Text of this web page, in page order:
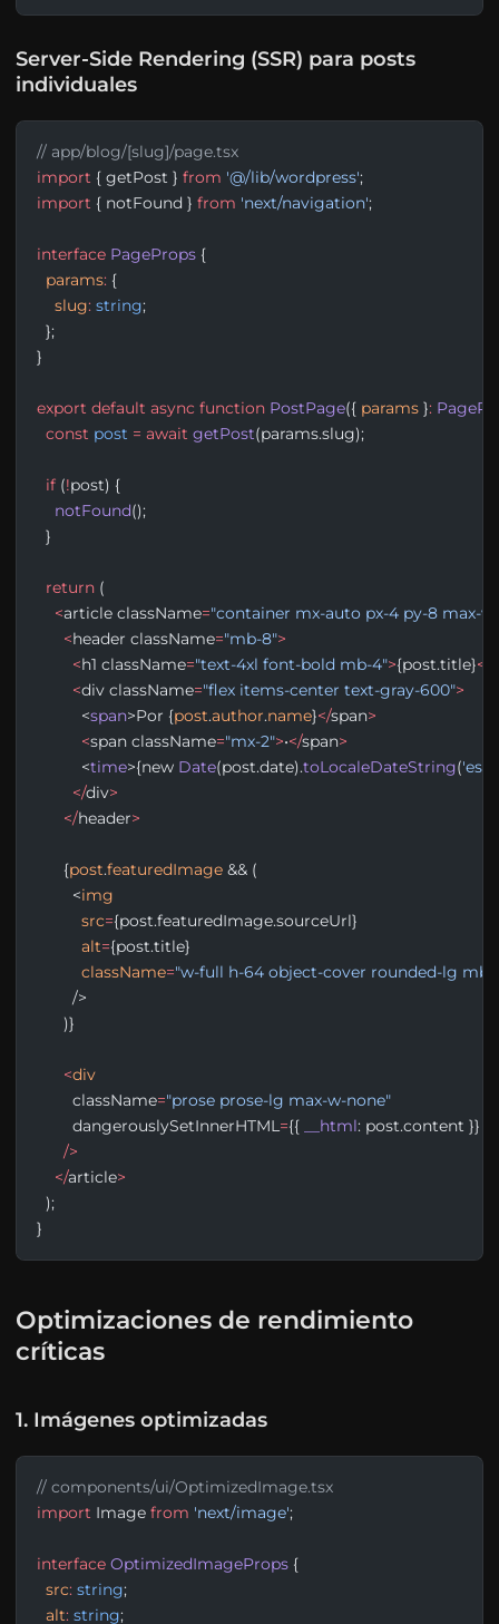
Server-Side Rendering (SSR) para posts
individuales
// app/blog/[slug]/page.tsx
import { getPost } from '@/lib/wordpress';
import { notFound } from 'next/navigation';
interface PageProps {
  params
: {
    slug
: string;
  };
}
export default async function PostPage({ params }:
  const
post = await getPost(params.slug);
  if
(!post) {
    notFound
();
  }
  return
(
    <
article className="container mx-auto px-4 py-8 max-
      <
header className="mb-8">
        <
h1 className="text-4xl font-bold mb-4">{post.title}</
        <
div className="flex items-center text-gray-600">
          <
span>Por {post.author.name}</span>
          <
span className="mx-2">•</span>
          <
time>{new Date(post.date).toLocaleDateString('es-
        </
div>
      </
header>
      {
post.featuredImage && (
        <
img
          src
={post.featuredImage.sourceUrl}
          alt
={post.title}
          className
="w-full h-64 object-cover rounded-lg mb-
        />
      )}
      <
div
        className
="prose prose-lg max-w-none"
        dangerouslySetInnerHTML
={{ __html: post.content }}
      />
    </
article>
  );
}
Optimizaciones de rendimiento
críticas
1. Imágenes optimizadas
// components/ui/OptimizedImage.tsx
import Image from 'next/image';
interface OptimizedImageProps {
  src
: string;
  alt
: string;